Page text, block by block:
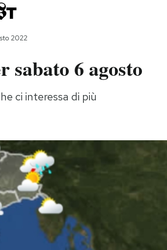
2022
sabato 6 agosto
ci interessa di più